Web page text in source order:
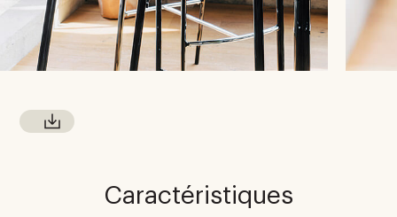
Caractéristiques